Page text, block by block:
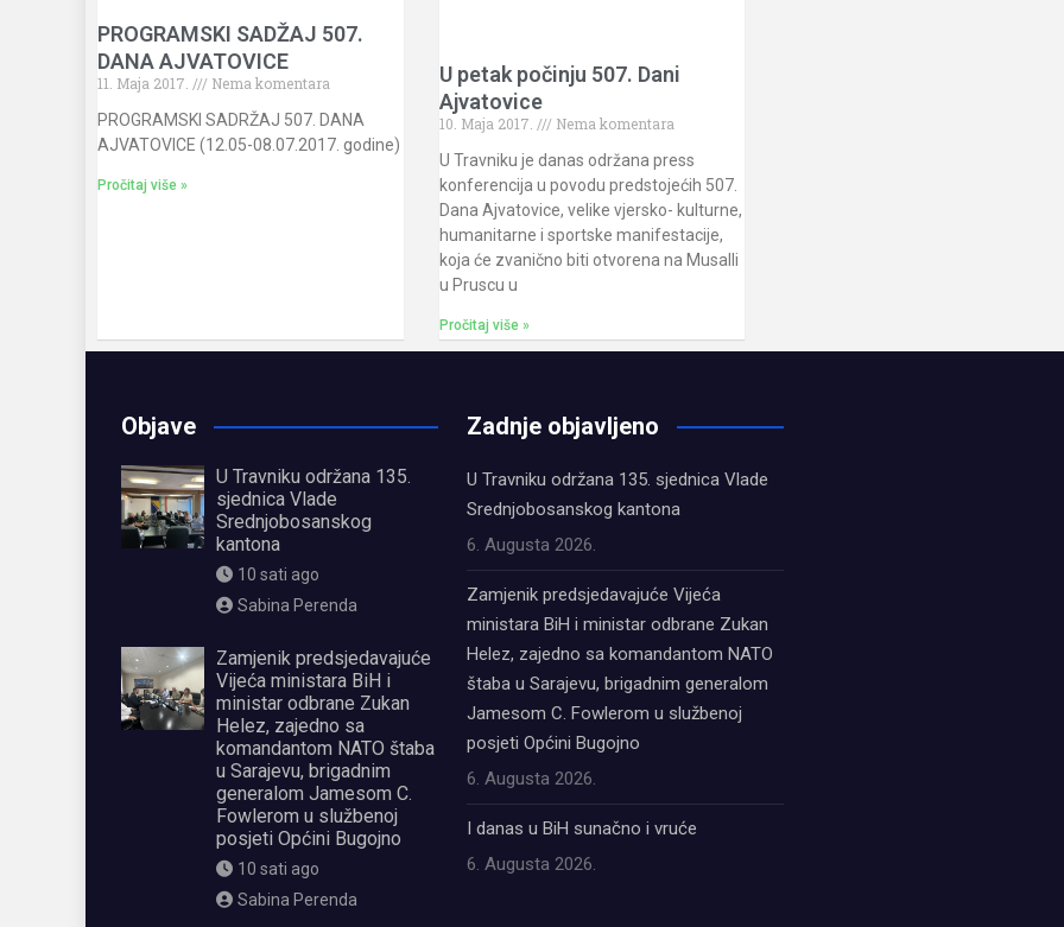
PROGRAMSKI SADŽAJ 507.
DANA AJVATOVICE
11. Maja 2017.
Nema komentara
PROGRAMSKI SADRŽAJ 507. DANA
AJVATOVICE (12.05-08.07.2017. godine)
Pročitaj više »
U petak počinju 507. Dani
Ajvatovice
10. Maja 2017.
Nema komentara
U Travniku je danas održana press
konferencija u povodu predstojećih 507.
Dana Ajvatovice, velike vjersko- kulturne,
humanitarne i sportske manifestacije,
koja će zvanično biti otvorena na Musalli
u Pruscu u
Pročitaj više »
Objave
U Travniku održana 135.
sjednica Vlade
Srednjobosanskog
kantona
10 sati ago
Sabina Perenda
Zamjenik predsjedavajuće
Vijeća ministara BiH i
ministar odbrane Zukan
Helez, zajedno sa
komandantom NATO štaba
u Sarajevu, brigadnim
generalom Jamesom C.
Fowlerom u službenoj
posjeti Općini Bugojno
10 sati ago
Sabina Perenda
Zadnje objavljeno
U Travniku održana 135. sjednica Vlade
Srednjobosanskog kantona
6. Augusta 2026.
Zamjenik predsjedavajuće Vijeća
ministara BiH i ministar odbrane Zukan
Helez, zajedno sa komandantom NATO
štaba u Sarajevu, brigadnim generalom
Jamesom C. Fowlerom u službenoj
posjeti Općini Bugojno
6. Augusta 2026.
I danas u BiH sunačno i vruće
6. Augusta 2026.